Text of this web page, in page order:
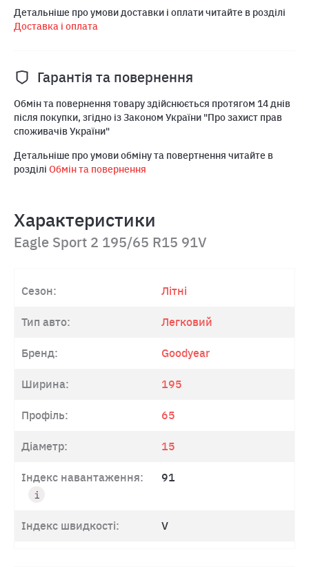
Детальніше про умови доставки і оплати читайте в розділі
Доставка і оплата
Гарантія та повернення
Обмін та повернення товару здійснюється протягом 14 днів
після покупки, згідно із Законом України "Про захист прав
споживачів України"
Детальніше про умови обміну та повертнення читайте в
розділі Обмін та повернення
Характеристики
Eagle Sport 2 195/65 R15 91V
Сезон: Літні
Тип авто: Легковий
Бренд: Goodyear
Ширина: 195
Профіль: 65
Діаметр: 15
Індекс навантаження: 91
Індекс швидкості: V